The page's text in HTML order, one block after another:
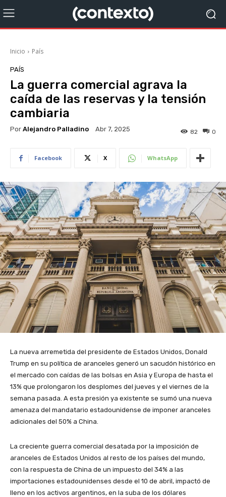
Inicio País
PAÍS
La guerra comercial agrava la
caída de las reservas y la tensión
cambiaria
Por Alejandro Palladino Abr 7, 2025 0
82
Facebook X WhatsApp
La nueva arremetida del presidente de Estados Unidos, Donald
Trump en su política de aranceles generó un sacudón histórico en
el mercado con caídas de las bolsas en Asia y Europa de hasta el
13% que prolongaron los desplomes del jueves y el viernes de la
semana pasada. A esta presión ya existente se sumó una nueva
amenaza del mandatario estadounidense de imponer aranceles
adicionales del 50% a China.
La creciente guerra comercial desatada por la imposición de
aranceles de Estados Unidos al resto de los países del mundo,
con la respuesta de China de un impuesto del 34% a las
importaciones estadounidenses desde el 10 de abril, impactó de
lleno en los activos argentinos, en la suba de los dólares